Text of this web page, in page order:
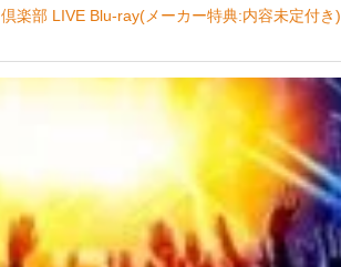
倶楽部 LIVE Blu-ray(メーカー特典:内容未定付き)